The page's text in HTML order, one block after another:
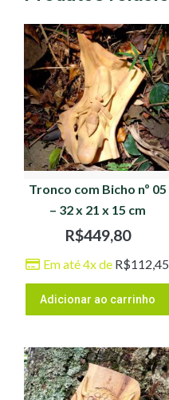
Tronco com Bicho nº 05
– 32 x 21 x 15 cm
R$449,80
Em até 4x de R$112,45
Adicionar ao carrinho